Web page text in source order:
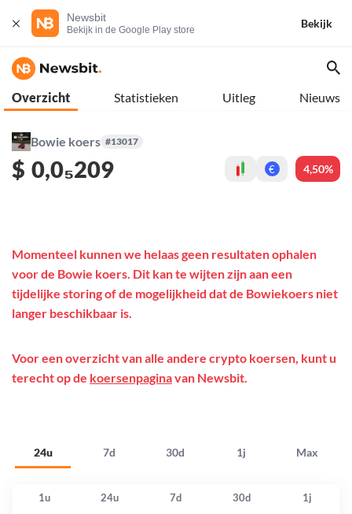
Newsbit
Bekijk in de Google Play store
Bekijk
Overzicht Statistieken Uitleg Nieuws
Bowie koers #13017
$ 0,0₅209 € 4,50%
24u 7d 30d 1j Max
Momenteel kunnen we helaas geen resultaten ophalen
voor de Bowie koers. Dit kan te wijten zijn aan een
tijdelijke storing of de mogelijkheid dat de Bowiekoers niet
langer beschikbaar is.
Voor een overzicht van alle andere crypto koersen, kunt u
terecht op de koersenpaginavan Newsbit.
1u 24u 7d 30d 1j